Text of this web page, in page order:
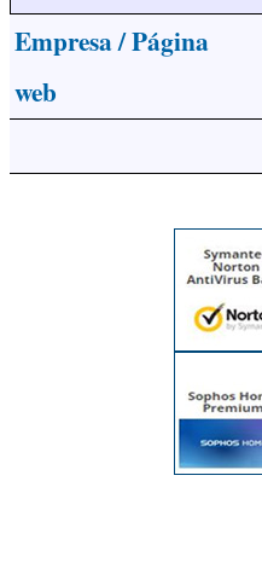
Empresa / Página
web